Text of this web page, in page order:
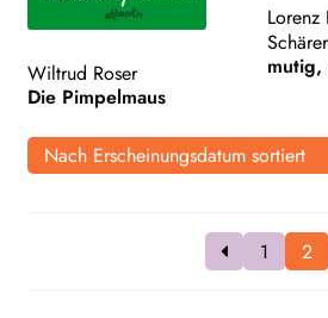
Wiltrud Roser
Die Pimpelmaus
Lorenz
Schärer
mutig,
Nach Erscheinungsdatum sortiert
1 2